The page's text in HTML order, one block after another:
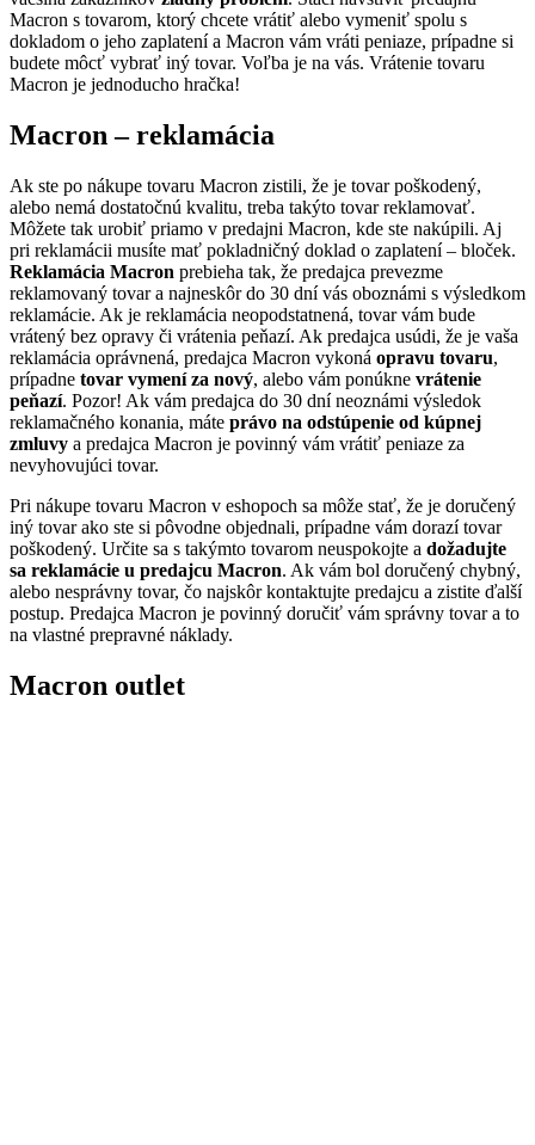
Macron s tovarom, ktorý chcete vrátiť alebo vymeniť spolu s
dokladom o jeho zaplatení a Macron vám vráti peniaze, prípadne si
budete môcť vybrať iný tovar. Voľba je na vás. Vrátenie tovaru
Macron je jednoducho hračka!
Macron – reklamácia
Ak ste po nákupe tovaru Macron zistili, že je tovar poškodený,
alebo nemá dostatočnú kvalitu, treba takýto tovar reklamovať.
Môžete tak urobiť priamo v predajni Macron, kde ste nakúpili. Aj
pri reklamácii musíte mať pokladničný doklad o zaplatení – bloček.
Reklamácia Macron prebieha tak, že predajca prevezme
reklamovaný tovar a najneskôr do 30 dní vás oboznámi s výsledkom
reklamácie. Ak je reklamácia neopodstatnená, tovar vám bude
vrátený bez opravy či vrátenia peňazí. Ak predajca usúdi, že je vaša
reklamácia oprávnená, predajca Macron vykoná opravu tovaru,
prípadne tovar vymení za nový, alebo vám ponúkne vrátenie
peňazí. Pozor! Ak vám predajca do 30 dní neoznámi výsledok
reklamačného konania, máte právo na odstúpenie od kúpnej
zmluvy a predajca Macron je povinný vám vrátiť peniaze za
nevyhovujúci tovar.
Pri nákupe tovaru Macron v eshopoch sa môže stať, že je doručený
iný tovar ako ste si pôvodne objednali, prípadne vám dorazí tovar
poškodený. Určite sa s takýmto tovarom neuspokojte a dožadujte
sa reklamácie u predajcu Macron. Ak vám bol doručený chybný,
alebo nesprávny tovar, čo najskôr kontaktujte predajcu a zistite ďalší
postup. Predajca Macron je povinný doručiť vám správny tovar a to
na vlastné prepravné náklady.
Macron outlet